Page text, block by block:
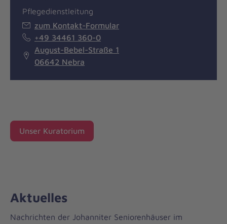
Pflegedienstleitung
zum Kontakt-Formular
+49 34461 360-0
August-Bebel-Straße 1
06642 Nebra
Unser Kuratorium
Aktuelles
Nachrichten der Johanniter Seniorenhäuser im